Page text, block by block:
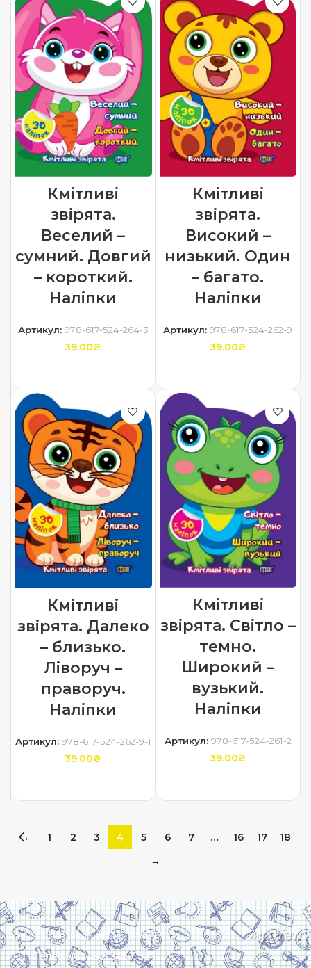
Кмітливі
звірята.
Веселий –
сумний. Довгий
– короткий.
Наліпки
Артикул: 978-617-524-264-3
39.00₴
Кмітливі
звірята.
Високий –
низький. Один
– багато.
Наліпки
Артикул:978-617-524-262-9
39.00₴
Кмітливі
звірята. Далеко
– близько.
Ліворуч –
праворуч.
Наліпки
Артикул: 978-617-524-262-9-1
39.00₴
Кмітливі
звірята. Світло –
темно.
Широкий –
вузький.
Наліпки
Артикул: 978-617-524-261-2
39.00₴
← 1 2 3 4 5 6 7 … 16 17
18
→
Харків, вулиця Сумська, 13
Телефон: (050) 305-05-41